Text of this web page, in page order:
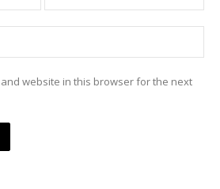
website in this browser for the next